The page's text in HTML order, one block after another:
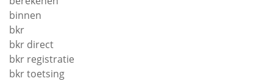
binnen
bkr
bkr direct
bkr registratie
bkr toetsing